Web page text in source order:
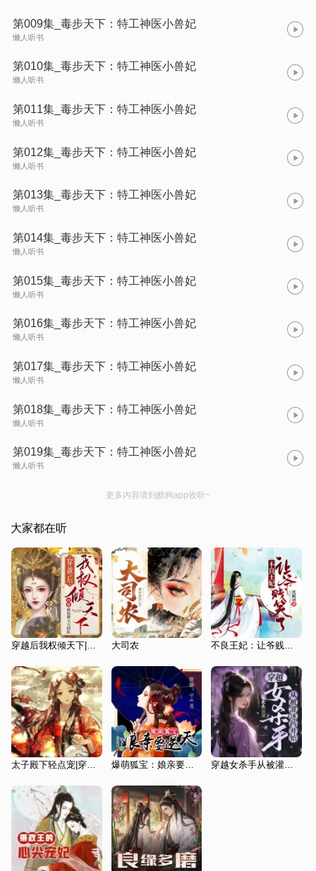
第009集_毒步天下：特工神医小兽妃
懒人听书
第010集_毒步天下：特工神医小兽妃
懒人听书
第011集_毒步天下：特工神医小兽妃
懒人听书
第012集_毒步天下：特工神医小兽妃
懒人听书
第013集_毒步天下：特工神医小兽妃
懒人听书
第014集_毒步天下：特工神医小兽妃
懒人听书
第015集_毒步天下：特工神医小兽妃
懒人听书
第016集_毒步天下：特工神医小兽妃
懒人听书
第017集_毒步天下：特工神医小兽妃
懒人听书
第018集_毒步天下：特工神医小兽妃
懒人听书
第019集_毒步天下：特工神医小兽妃
懒人听书
更多内容请到酷狗app收听~
大家都在听
穿越后我权倾天下|女强权谋|情仇虐恋|多播剧 大司农 不良王妃：让爷贱笑了
爆萌狐宝：娘亲要逆天 穿越女杀手从被灌迷药开始